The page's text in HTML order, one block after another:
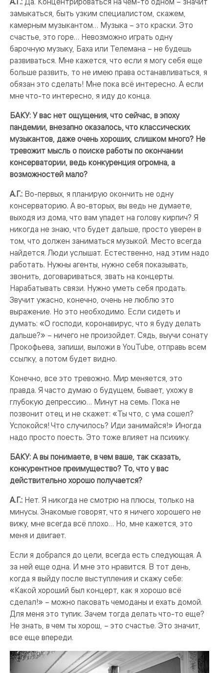
замыкаться, быть узким специалистом, скажем,
камерным музыкантом… Музыка – это краски. Это
счастье, это горе… Невозможно играть одну
барочную музыку, Баха или Телемана – не будешь
развиваться. Мне кажется, что если я могу себя еще
больше развить, то не имею права останавливаться, я
обязан это сделать! Мне пока всё интересно. А если
мне что-то интересно, я иду до конца.
БАКУ: У вас нет ощущения, что сейчас, в эпоху
пандемии, внезапно оказалось, что классических
музыкантов, даже очень хороших, слишком много? Не
тревожит мысль о поиске работы по окончании
консерватории, ведь конкуренция огромна, а
возможностей мало?
А.Г.: Во-первых, я планирую окончить не одну
консерваторию. А во-вторых, вы ведь не думаете,
выходя из дома, что вам упадет на голову кирпич? Я
никогда не знаю, что будет дальше, просто уверен в
том, что должен заниматься музыкой. Место всегда
найдется. Люди услышат. Естественно, над этим надо
работать. Нужны агенты, нужно себя показывать,
звонить, договариваться, звать на концерты.
Нарабатывать связи. Нужно уметь себя продать.
Звучит ужасно, конечно, очень не люблю это
выражение. Но это необходимо. Если сидеть и
думать: «О господи, коронавирус, что я буду делать
дальше?» – ничего не произойдет. Сядь, выучи сонату
Прокофьева, запиши, выложи в YouTube, отправь всем
ссылку, а потом будет видно.
Конечно, все это тревожно. Мир меняется, это
правда. Я часто думаю о будущем, бывает, ухожу в
глубокую депрессию… Минут на семь. Пока не
позвонит отец и не скажет: «Ты что, с ума сошел?
Успокойся! Что случилось? Иди занимайся!» Иногда
надо просто поесть. Это тоже влияет на психику.
БАКУ: А вы понимаете, в чем ваше, так сказать,
конкурентное преимущество? То, что у вас
действительно хорошо получается?
А.Г.: Нет. Я никогда не смотрю на плюсы, только на
минусы. Знакомые говорят, что я ничего хорошего не
вижу, мне всегда всё плохо… Но, мне кажется, это
меня и двигает.
Если я добрался до цели, всегда есть следующая. А
за ней еще одна. И мне это нравится. В тот день,
когда я выйду после выступления и скажу себе:
«Какой хороший был концерт, как я хорошо всё
сделал!» – можно паковать чемоданы и ехать домой.
Для меня это тупик. Зачем тогда делать что-то еще?
Не знать, в чем ты хорош, – это счастье. Это значит,
все еще впереди.